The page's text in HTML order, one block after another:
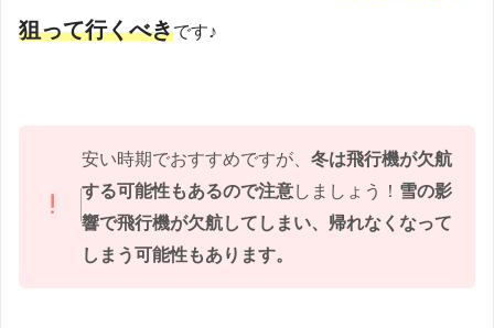
狙って行くべきです♪
安い時期でおすすめですが、 冬は飛行機が欠航
する可能性もあるので注意しましょう！ 雪の影
響で飛行機が欠航してしまい、帰れなくなって
しまう可能性もあります。